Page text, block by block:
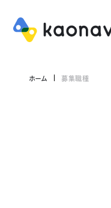
ホーム 募集職種